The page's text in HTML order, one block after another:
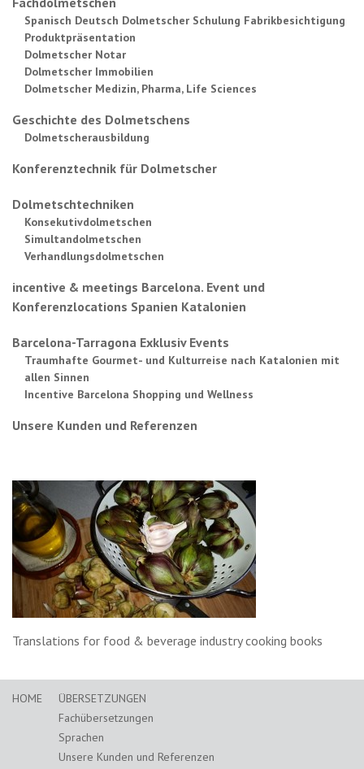
Spanisch Deutsch Dolmetscher Schulung Fabrikbesichtigung
Produktpräsentation
Dolmetscher Notar
Dolmetscher Immobilien
Dolmetscher Medizin, Pharma, Life Sciences
Geschichte des Dolmetschens
Dolmetscherausbildung
Konferenztechnik für Dolmetscher
Dolmetschtechniken
Konsekutivdolmetschen
Simultandolmetschen
Verhandlungsdolmetschen
incentive & meetings Barcelona. Event und
Konferenzlocations Spanien Katalonien
Barcelona-Tarragona Exklusiv Events
Traumhafte Gourmet- und Kulturreise nach Katalonien mit
allen Sinnen
Incentive Barcelona Shopping und Wellness
Unsere Kunden und Referenzen
Translations for food & beverage industry cooking books
HOME
ÜBERSETZUNGEN
Fachübersetzungen
Sprachen
Unsere Kunden und Referenzen